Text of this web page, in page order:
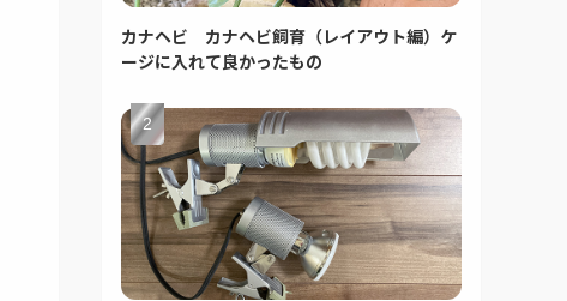
カナヘビ カナヘビ飼育（レイアウト編）ケ
ージに入れて良かったもの